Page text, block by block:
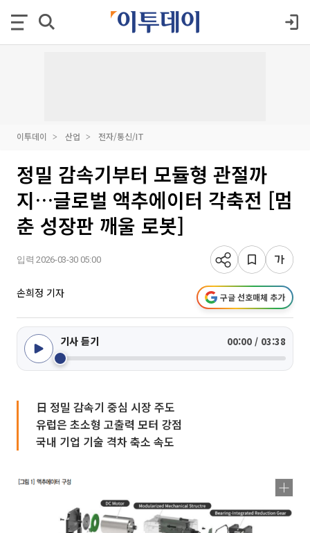
이투데이 산업 전자/통신/IT
정밀 감속기부터 모듈형 관절까
지…글로벌 액추에이터 각축전 [멈
춘 성장판 깨울 로봇]
입력 2026-03-30 05:00
손희정 기자 구글 선호매체 추가
기사 듣기 00:00 / 03:38
日 정밀 감속기 중심 시장 주도
유럽은 초소형 고출력 모터 강점
국내 기업 기술 격차 축소 속도